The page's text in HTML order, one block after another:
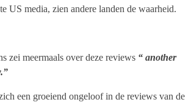
US media, zien andere landen de waarheid.
zei meermaals over deze reviews “ another
een groeiend ongeloof in de reviews van de